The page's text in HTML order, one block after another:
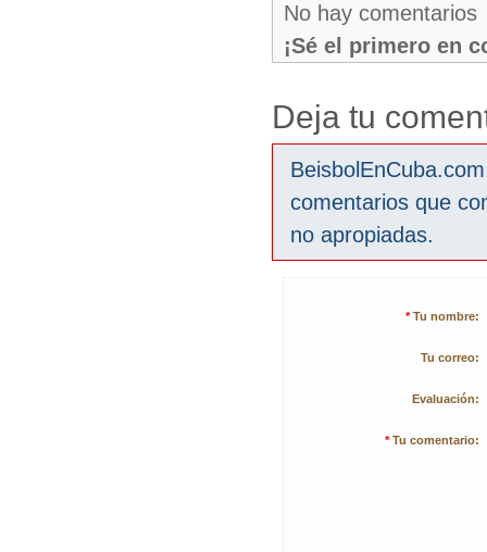
No hay comentarios
¡Sé el primero en
Deja tu
comentarios que
no apropiadas.
* Tu nombre:
Tu correo:
Evaluación:
* Tu comentario: